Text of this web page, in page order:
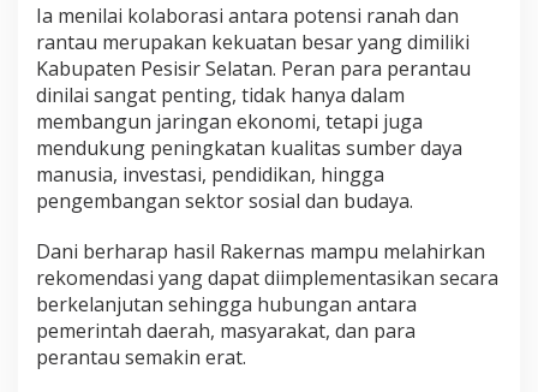
e
r
g
i
R
a
n
a
h
-
a
n
t
a
u
Ia menilai kolaborasi antara potensi ranah dan
rantau merupakan kekuatan besar yang dimiliki
Kabupaten Pesisir Selatan. Peran para perantau
dinilai sangat penting, tidak hanya dalam
membangun jaringan ekonomi, tetapi juga
mendukung peningkatan kualitas sumber daya
manusia, investasi, pendidikan, hingga
pengembangan sektor sosial dan budaya.
Dani berharap hasil Rakernas mampu melahirkan
rekomendasi yang dapat diimplementasikan secara
berkelanjutan sehingga hubungan antara
pemerintah daerah, masyarakat, dan para
perantau semakin erat.